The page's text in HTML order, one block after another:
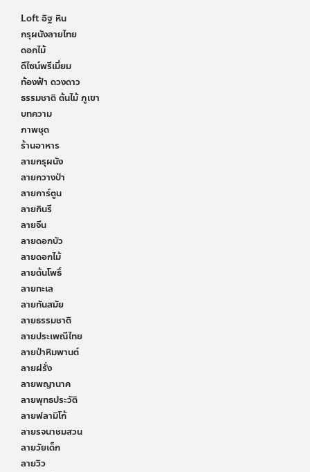
Loft อิฐ หิน
กรุผนังลายไทย
ดอกไม้
ดีไซน์พรีเมี่ยม
ท้องฟ้า ดวงดาว
ธรรมชาติ ต้นไม้ ภูเขา
บทความ
ภาพชุด
ร้านอาหาร
ลายกรุผนัง
ลายกวางป่า
ลายการ์ตูน
ลายกินรี
ลายจีน
ลายดอกบัว
ลายดอกไม้
ลายต้นโพธิ์
ลายทะเล
ลายทันสมัย
ลายธรรมชาติ
ลายประเพณีไทย
ลายป่าหิมพานต์
ลายฝรั่ง
ลายพญานาค
ลายพุทธประวัติ
ลายฟลามิโก้
ลายรจนาชมสวน
ลายวัยเด็ก
ลายวิว